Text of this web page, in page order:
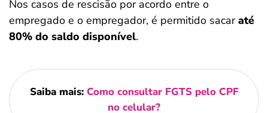
Nos casos de rescisão por acordo entre o
empregado e o empregador, é permitido sacaraté
80% do saldo disponível.
Saiba mais: Como consultar FGTS pelo CPF
no celular?